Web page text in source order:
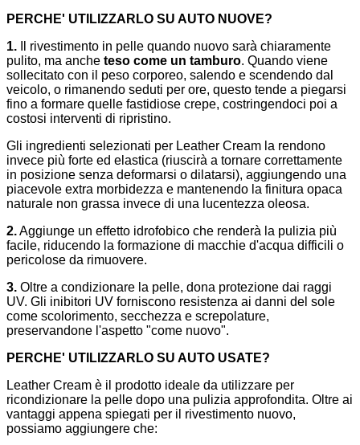
PERCHE' UTILIZZARLO SU AUTO NUOVE?
1. Il rivestimento in pelle quando nuovo sarà chiaramente
pulito, ma anche teso come un tamburo. Quando viene
sollecitato con il peso corporeo, salendo e scendendo dal
veicolo, o rimanendo seduti per ore, questo tende a piegarsi
fino a formare quelle fastidiose crepe, costringendoci poi a
costosi interventi di ripristino.
Gli ingredienti selezionati per Leather Cream la rendono
invece più forte ed elastica (riuscirà a tornare correttamente
in posizione senza deformarsi o dilatarsi), aggiungendo una
piacevole extra morbidezza e mantenendo la finitura opaca
naturale non grassa invece di una lucentezza oleosa.
2.Aggiunge un effetto idrofobico che renderà la pulizia più
facile, riducendo la formazione di macchie d'acqua difficili o
pericolose da rimuovere.
3. Oltre a condizionare la pelle, dona protezione dai raggi
UV. Gli inibitori UV forniscono resistenza ai danni del sole
come scolorimento, secchezza e screpolature,
preservandone l'aspetto "come nuovo".
PERCHE' UTILIZZARLO SU AUTO USATE?
Leather Cream è il prodotto ideale da utilizzare per
ricondizionare la pelle dopo una pulizia approfondita. Oltre ai
vantaggi appena spiegati per il rivestimento nuovo,
possiamo aggiungere che: